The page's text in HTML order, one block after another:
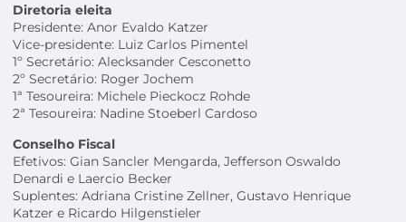
Diretoria eleita
Presidente: Anor Evaldo Katzer
Vice-presidente: Luiz Carlos Pimentel
1º Secretário: Alecksander Cesconetto
2º Secretário: Roger Jochem
1ª Tesoureira: Michele Pieckocz Rohde
2ª Tesoureira: Nadine Stoeberl Cardoso
Conselho Fiscal
Efetivos: Gian Sancler Mengarda, Jefferson Oswaldo
Denardi e Laercio Becker
Suplentes: Adriana Cristine Zellner, Gustavo Henrique
Katzer e Ricardo Hilgenstieler